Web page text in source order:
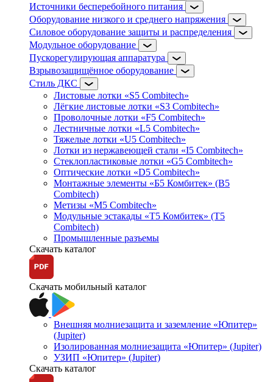
Источники бесперебойного питания
Оборудование низкого и среднего напряжения
Силовое оборудование защиты и распределения
Модульное оборудование
Пускорегулирующая аппаратура
Взрывозащищённое оборудование
Стиль ДКС
Листовые лотки «S5 Combitech»
Лёгкие листовые лотки «S3 Combitech»
Проволочные лотки «F5 Combitech»
Лестничные лотки «L5 Combitech»
Тяжелые лотки «U5 Combitech»
Лотки из нержавеющей стали «I5 Combitech»
Стеклопластиковые лотки «G5 Combitech»
Оптические лотки «D5 Combitech»
Монтажные элементы «Б5 Комбитек» (B5
Combitech)
Метизы «M5 Combitech»
Модульные эстакады «Т5 Комбитек» (T5
Combitech)
Промышленные разъемы
Скачать каталог
Скачать мобильный каталог
Внешняя молниезащита и заземление «Юпитер»
(Jupiter)
Изолированная молниезащита «Юпитер» (Jupiter)
УЗИП «Юпитер» (Jupiter)
Скачать каталог